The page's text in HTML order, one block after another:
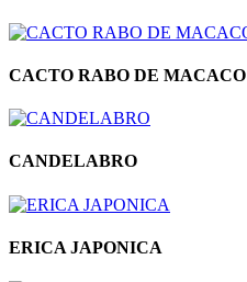
CACTO RABO DE MACACO
CANDELABRO
ERICA JAPONICA